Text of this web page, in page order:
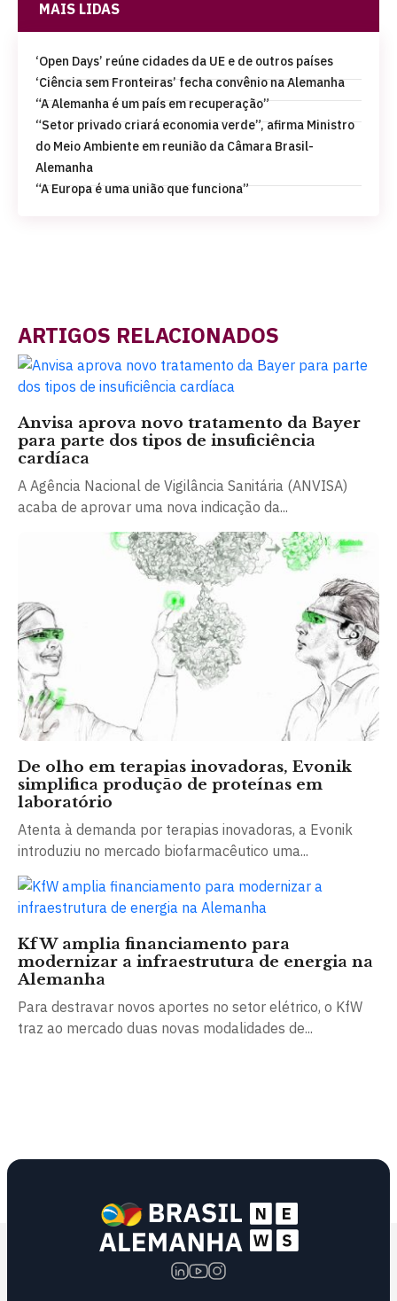
MAIS LIDAS
‘Open Days’ reúne cidades da UE e de outros países
‘Ciência sem Fronteiras’ fecha convênio na Alemanha
“A Alemanha é um país em recuperação”
“Setor privado criará economia verde”, afirma Ministro
do Meio Ambiente em reunião da Câmara Brasil-
Alemanha
“A Europa é uma união que funciona”
ARTIGOS RELACIONADOS
Anvisa aprova novo tratamento da Bayer
para parte dos tipos de insuficiência
cardíaca
A Agência Nacional de Vigilância Sanitária (ANVISA)
acaba de aprovar uma nova indicação da...
De olho em terapias inovadoras, Evonik
simplifica produção de proteínas em
laboratório
Atenta à demanda por terapias inovadoras, a Evonik
introduziu no mercado biofarmacêutico uma...
KfW amplia financiamento para
modernizar a infraestrutura de energia na
Alemanha
Para destravar novos aportes no setor elétrico, o KfW
traz ao mercado duas novas modalidades de...